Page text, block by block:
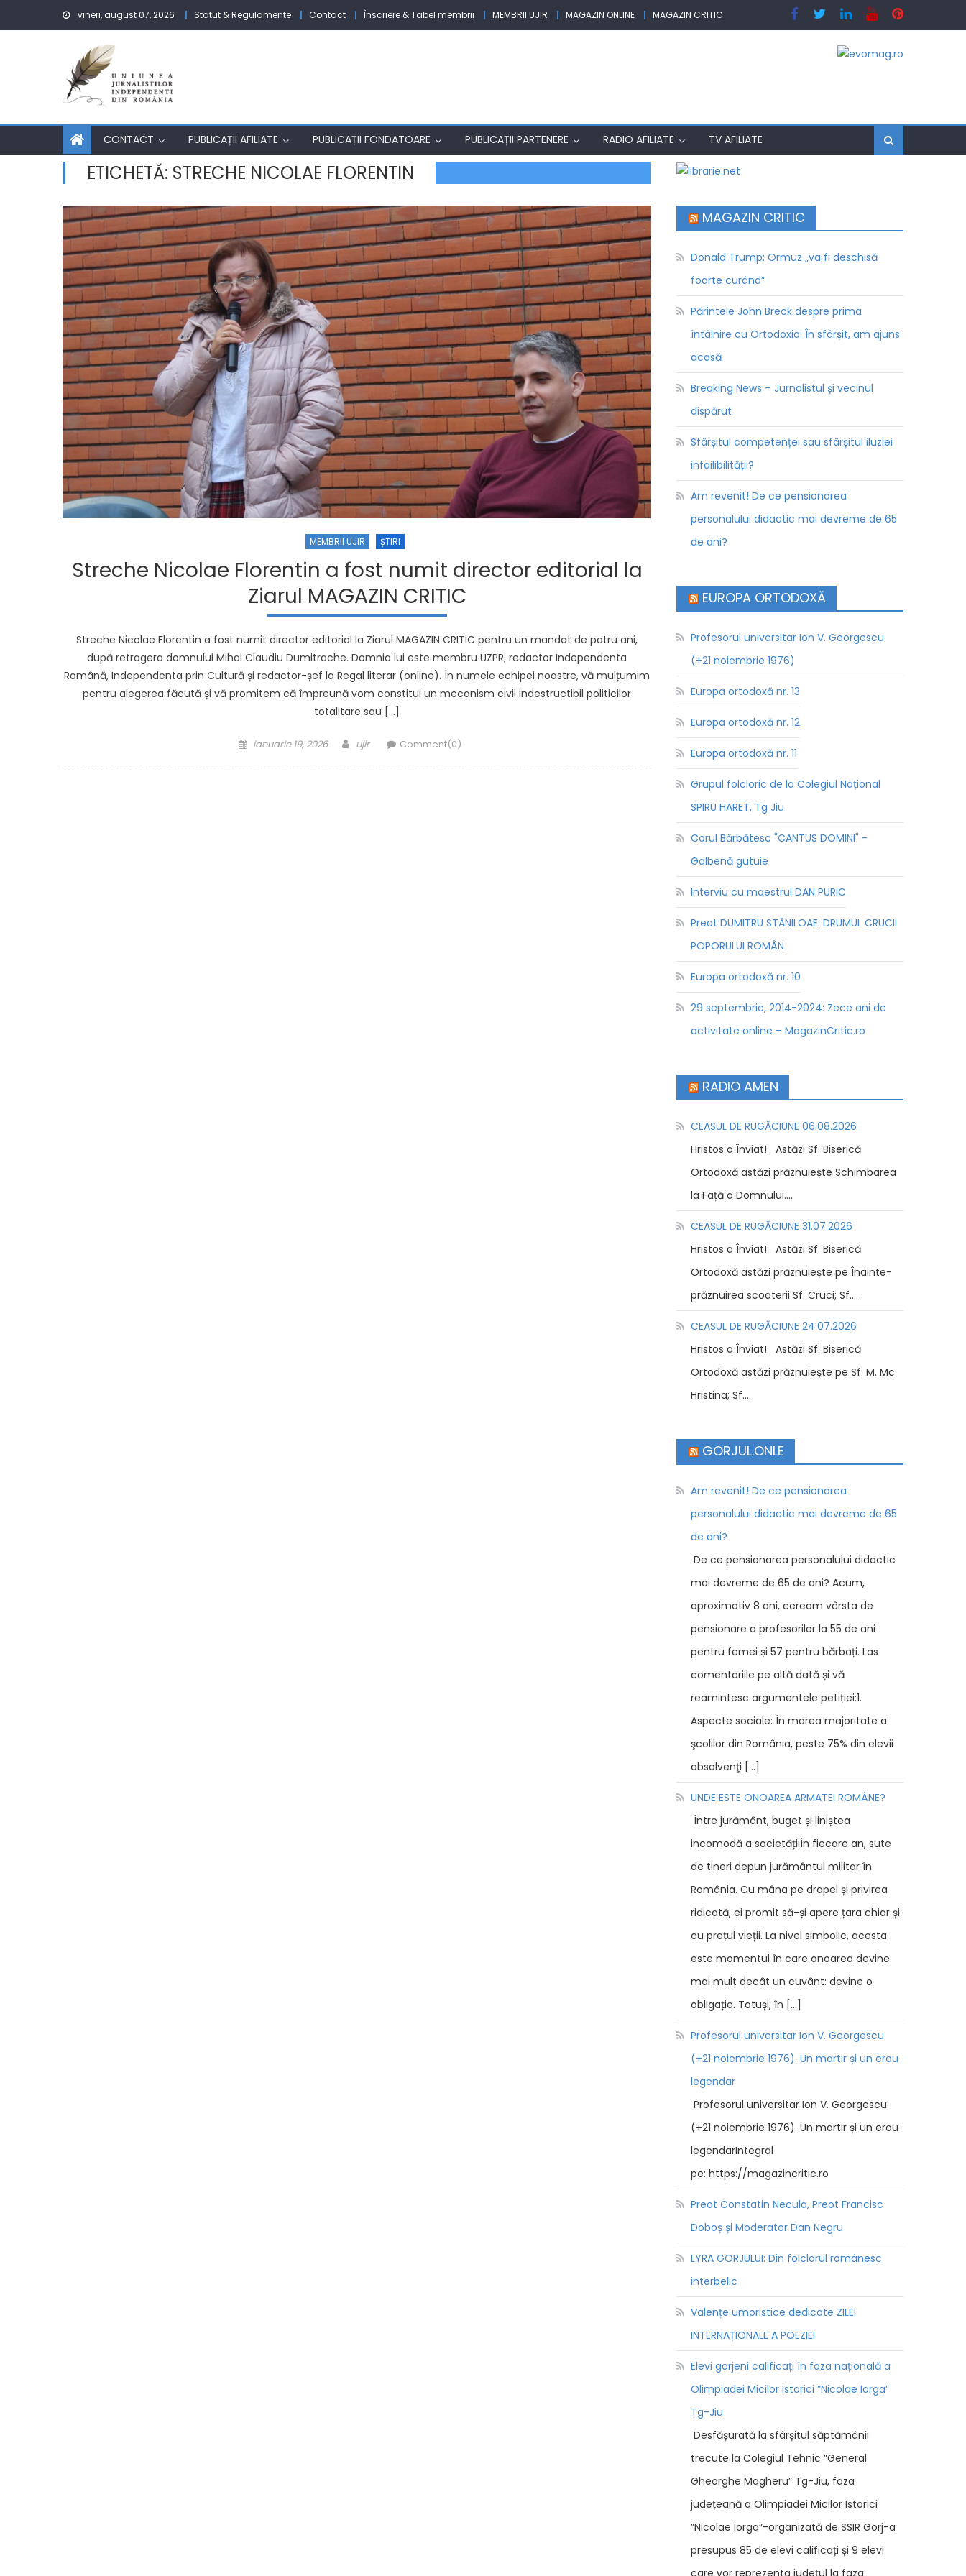
Skip to content vineri, august 07, 2026 Statut & Regulamente Contact Înscriere & Tabel membrii MEMBRII UJIR MAGAZIN ONLINE MAGAZIN CRITIC
CONTACT PUBLICAȚII AFILIATE PUBLICAȚII FONDATOARE PUBLICAȚII PARTENERE RADIO AFILIATE TV AFILIATE
ETICHETĂ: STRECHE NICOLAE FLORENTIN
MEMBRII UJIR ȘTIRI
Streche Nicolae Florentin a fost numit director editorial la
Ziarul MAGAZIN CRITIC
Streche Nicolae Florentin a fost numit director editorial la Ziarul MAGAZIN CRITIC pentru un mandat de patru ani,
după retragera domnului Mihai Claudiu Dumitrache. Domnia lui este membru UZPR; redactor Independenta
Română, Independenta prin Cultură și redactor-șef la Regal literar (online). În numele echipei noastre, vă mulțumim
pentru alegerea făcută și vă promitem că împreună vom constitui un mecanism civil indestructibil politicilor
totalitare sau […]
Posted on
ianuarie 19, 2026 Author
ujir Comment(0)
MAGAZIN CRITIC
Donald Trump: Ormuz „va fi deschisă
foarte curând”
Părintele John Breck despre prima
întâlnire cu Ortodoxia: În sfârșit, am ajuns
acasă
Breaking News – Jurnalistul și vecinul
dispărut
Sfârșitul competenței sau sfârșitul iluziei
infailibilității?
Am revenit! De ce pensionarea
personalului didactic mai devreme de 65
de ani?
EUROPA ORTODOXĂ
Profesorul universitar Ion V. Georgescu
(+21 noiembrie 1976)
Europa ortodoxă nr. 13
Europa ortodoxă nr. 12
Europa ortodoxă nr. 11
Grupul folcloric de la Colegiul Național
SPIRU HARET, Tg Jiu
Corul Bărbătesc "CANTUS DOMINI" -
Galbenă gutuie
Interviu cu maestrul DAN PURIC
Preot DUMITRU STĂNILOAE: DRUMUL CRUCII
POPORULUI ROMÂN
Europa ortodoxă nr. 10
29 septembrie, 2014-2024: Zece ani de
activitate online – MagazinCritic.ro
RADIO AMEN
CEASUL DE RUGĂCIUNE 06.08.2026
Hristos a Înviat! Astăzi Sf. Biserică
Ortodoxă astăzi prăznuiește Schimbarea
la Față a Domnului....
CEASUL DE RUGĂCIUNE 31.07.2026
Hristos a Înviat! Astăzi Sf. Biserică
Ortodoxă astăzi prăznuiește pe Înainte-
prăznuirea scoaterii Sf. Cruci; Sf....
CEASUL DE RUGĂCIUNE 24.07.2026
Hristos a Înviat! Astăzi Sf. Biserică
Ortodoxă astăzi prăznuiește pe Sf. M. Mc.
Hristina; Sf....
GORJUL.ONLE
Am revenit! De ce pensionarea
personalului didactic mai devreme de 65
de ani?
De ce pensionarea personalului didactic
mai devreme de 65 de ani? Acum,
aproximativ 8 ani, ceream vârsta de
pensionare a profesorilor la 55 de ani
pentru femei și 57 pentru bărbați. Las
comentariile pe altă dată și vă
reamintesc argumentele petiției:1.
Aspecte sociale: În marea majoritate a
şcolilor din România, peste 75% din elevii
absolvenţi […]
UNDE ESTE ONOAREA ARMATEI ROMÂNE?
Între jurământ, buget și liniștea
incomodă a societățiiÎn fiecare an, sute
de tineri depun jurământul militar în
România. Cu mâna pe drapel și privirea
ridicată, ei promit să-și apere țara chiar și
cu prețul vieții. La nivel simbolic, acesta
este momentul în care onoarea devine
mai mult decât un cuvânt: devine o
obligație. Totuși, în […]
Profesorul universitar Ion V. Georgescu
(+21 noiembrie 1976). Un martir și un erou
legendar
Profesorul universitar Ion V. Georgescu
(+21 noiembrie 1976). Un martir și un erou
legendarIntegral
pe: https://magazincritic.ro
Preot Constatin Necula, Preot Francisc
Doboș și Moderator Dan Negru
LYRA GORJULUI: Din folclorul românesc
interbelic
Valențe umoristice dedicate ZILEI
INTERNAȚIONALE A POEZIEI
Elevi gorjeni calificați în faza națională a
Olimpiadei Micilor Istorici ”Nicolae Iorga”
Tg-Jiu
Desfășurată la sfârșitul săptămânii
trecute la Colegiul Tehnic ”General
Gheorghe Magheru” Tg-Jiu, faza
județeană a Olimpiadei Micilor Istorici
”Nicolae Iorga”-organizată de SSIR Gorj-a
presupus 85 de elevi calificați și 9 elevi
care vor reprezenta județul la faza